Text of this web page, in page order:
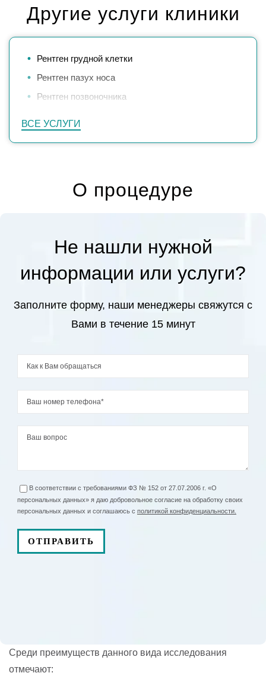
Другие услуги клиники
ВСЕ УСЛУГИ
Рентген грудной клетки
Рентген пазух носа
Рентген позвоночника
О процедуре
Не нашли нужной
информации или услуги?
Заполните форму, наши менеджеры свяжутся с
Вами в течение 15 минут
В соответствии с требованиями ФЗ № 152 от 27.07.2006 г. «О
персональных данных» я даю добровольное согласие на обработку своих
персональных данных и соглашаюсь с политикой конфиденциальности.
Среди преимуществ данного вида исследования
отмечают: